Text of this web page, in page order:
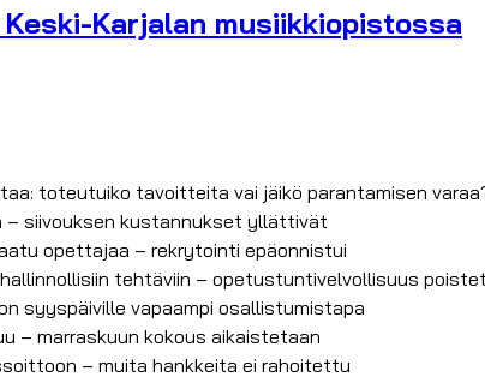
Karjalan musiikkiopistossa
toteutuiko tavoitteita vai jäikö parantamisen
– siivouksen kustannukset yllättivät
opettajaa – rekrytointi epäonnistui
tehtäviin – opetustuntivelvollisuus
syyspäiville vapaampi osallistumistapa
– marraskuun kokous aikaistetaan
– muita hankkeita ei rahoitettu